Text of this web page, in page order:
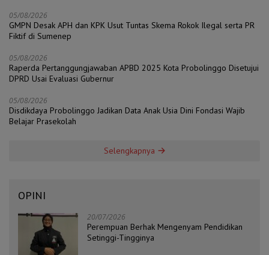
05/08/2026
GMPN Desak APH dan KPK Usut Tuntas Skema Rokok Ilegal serta PR
Fiktif di Sumenep
05/08/2026
Raperda Pertanggungjawaban APBD 2025 Kota Probolinggo Disetujui
DPRD Usai Evaluasi Gubernur
05/08/2026
Disdikdaya Probolinggo Jadikan Data Anak Usia Dini Fondasi Wajib
Belajar Prasekolah
Selengkapnya
OPINI
20/07/2026
Perempuan Berhak Mengenyam Pendidikan
Setinggi-Tingginya